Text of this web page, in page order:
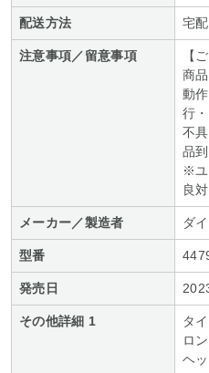
配送方法 宅
注意事項／留意事項
【
商
動
行
不
品
※ユ
良
メーカー／製造者 ダ
型番
発売日
その他詳細 1
タ
ロ
ヘ